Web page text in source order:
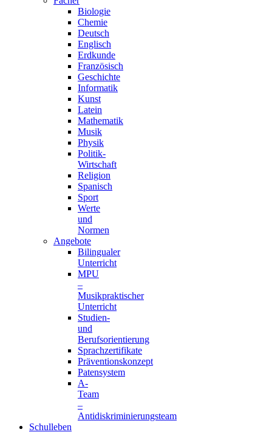
Biologie
Chemie
Deutsch
Englisch
Erdkunde
Französisch
Geschichte
Informatik
Kunst
Latein
Mathematik
Musik
Physik
Politik-
Wirtschaft
Religion
Spanisch
Sport
Werte
und
Normen
Angebote
Bilingualer
Unterricht
MPU
–
Musikpraktischer
Unterricht
Studien-
und
Berufsorientierung
Sprachzertifikate
Präventionskonzept
Patensystem
A-
Team
–
Antidiskriminierungsteam
Schulleben